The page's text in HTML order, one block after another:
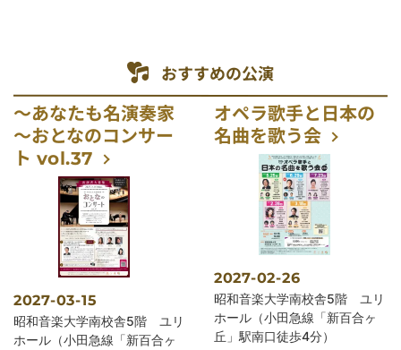
おすすめの公演
～あなたも名演奏家
～おとなのコンサー
ト vol.37
2027-03-15
公演会場
昭和音楽大学南校舎5階 ユリ
ホール（小田急線「新百合ヶ
オペラ歌手と日本の
名曲を歌う会
2027-02-26
公演会場
昭和音楽大学南校舎5階 ユリ
ホール（小田急線「新百合ヶ
丘」駅南口徒歩4分）